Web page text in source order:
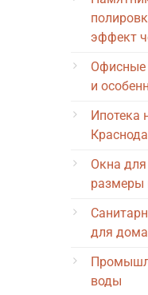
эффект
Офисные
и
Ипотека
Окна
размеры
для дома
воды